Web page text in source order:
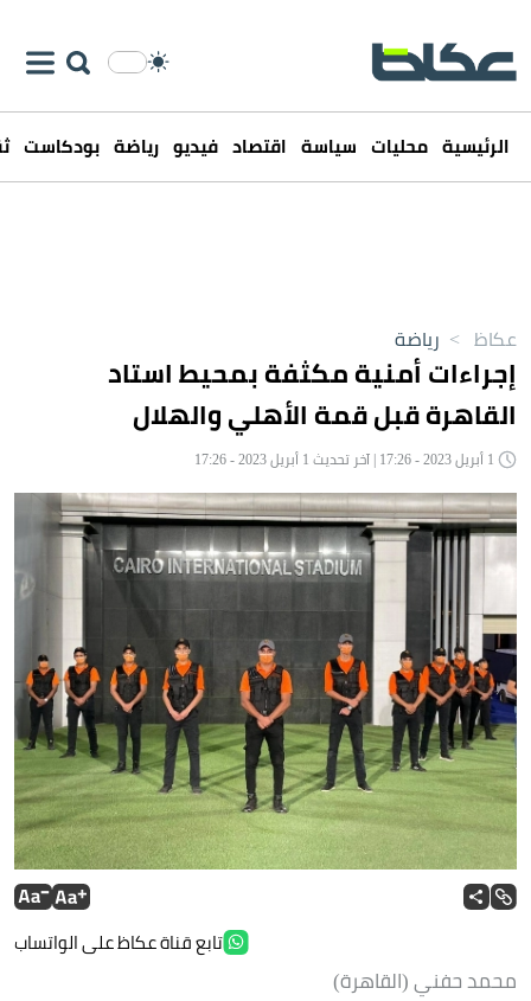
الرئيسية محليات سياسة اقتصاد فيديو رياضة بودكاست
عكاظ > رياضة
إجراءات أمنية مكثفة بمحيط استاد
القاهرة قبل قمة الأهلي والهلال
تابع قناة عكاظ على الواتساب
محمد حفني (القاهرة)